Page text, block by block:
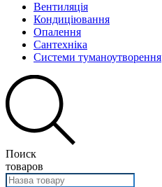
Вентиляція
Кондиціювання
Опалення
Сантехніка
Системи туманоутворення
Поиск
товаров